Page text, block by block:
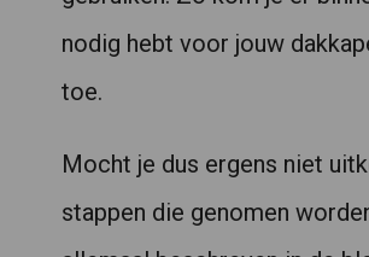
nodig hebt voor jouw
toe.
Mocht je dus ergens niet
stappen die genomen